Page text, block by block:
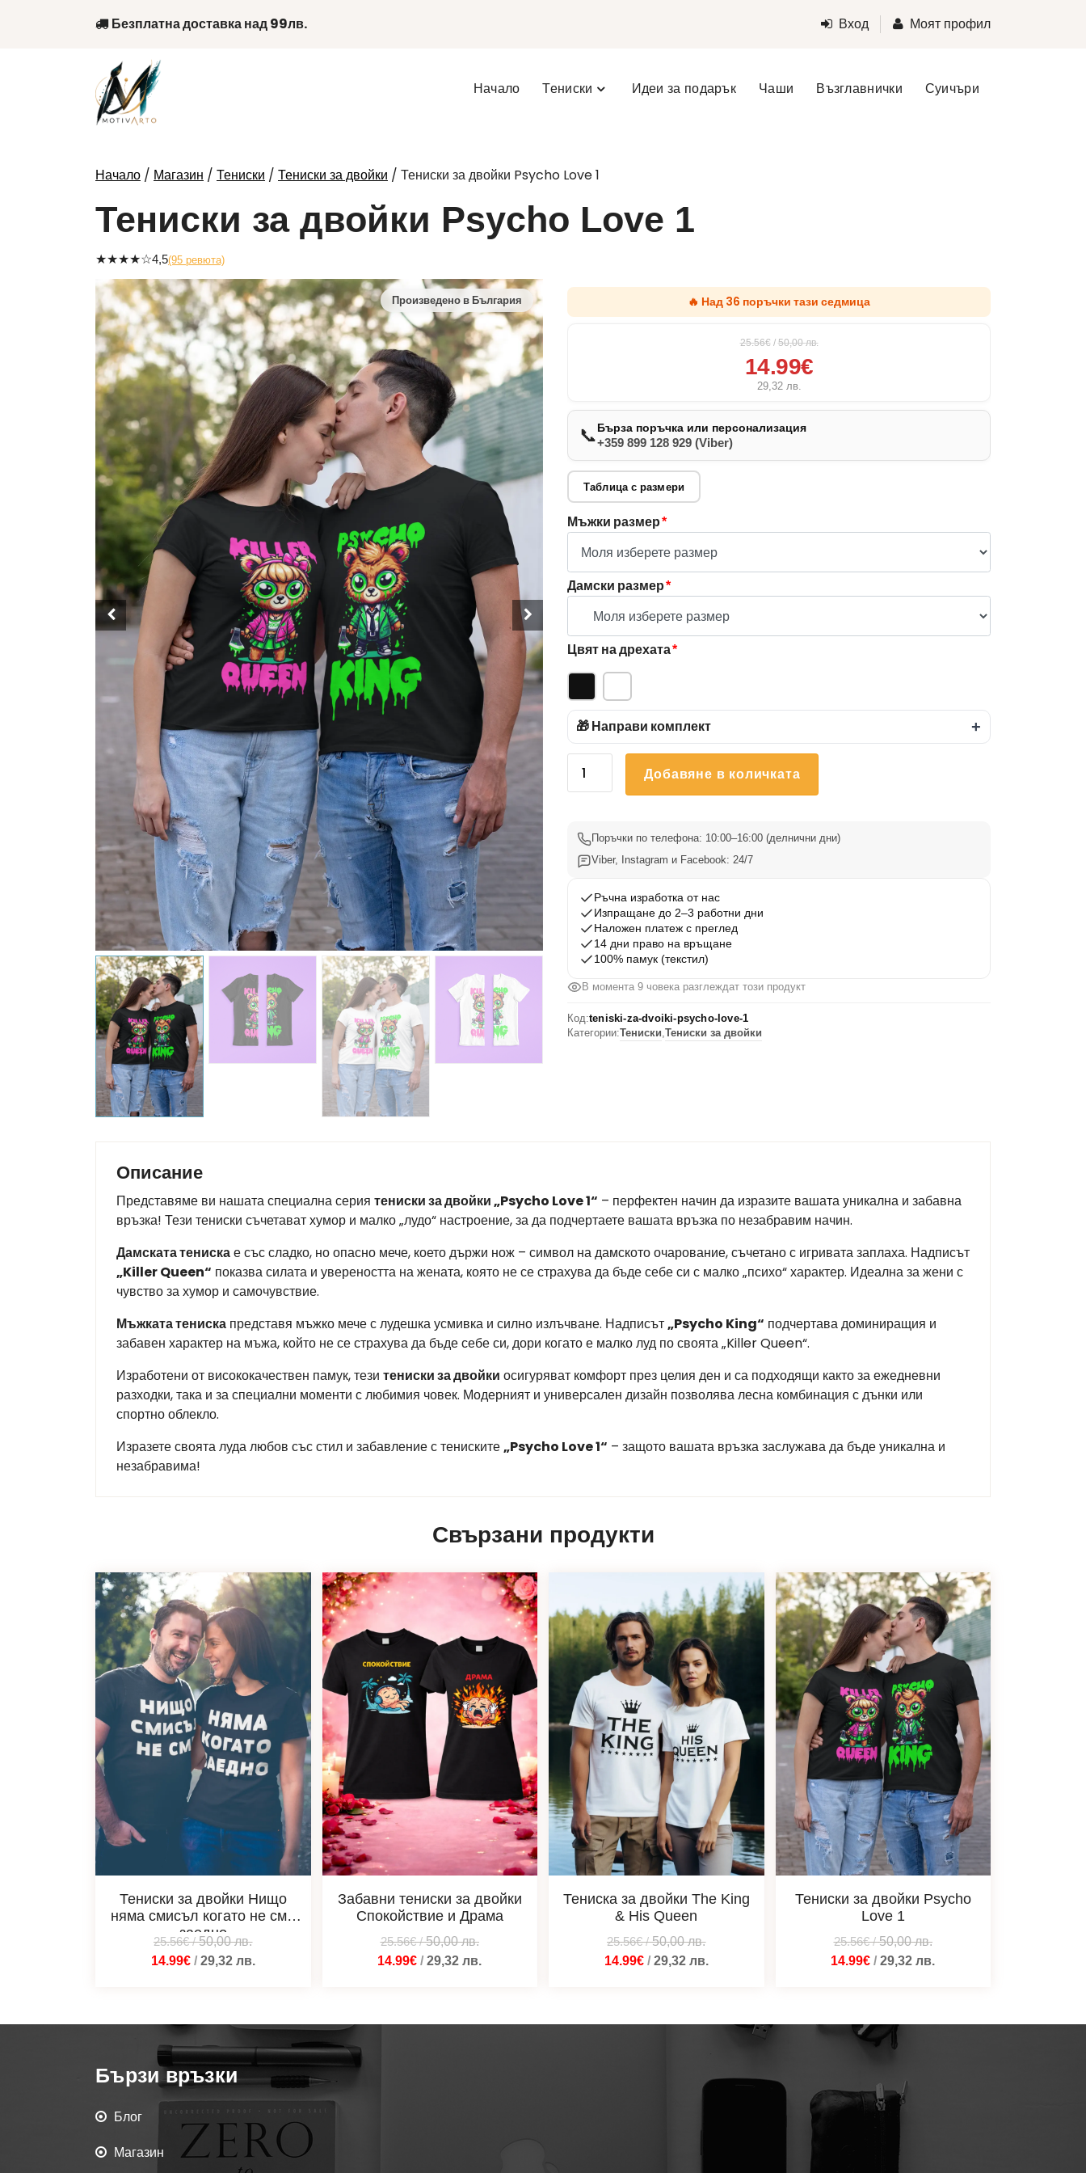
Безплатна доставка над 99лв. Вход Моят профил
Начало Тениски Идеи за подарък Чаши Възглавнички Суичъри
Начало / Магазин / Тениски / Тениски за двойки / Тениски за двойки Psycho Love 1
Тениски за двойки Psycho Love 1
★★★★☆4,5(95 ревюта)
🔥 Над 36 поръчки тази седмица
25.56€ / 50,00лв.
14.99€
29,32 лв.
📞Бърза поръчка или персонализация
+359 899 128 929 (Viber)
Таблица с размери
Мъжки размер*
Дамски размер*
Цвят на дрехата*
🎁 Направи комплект +
количество
двойки
Psycho
Добавяне в количката
Поръчки по телефона: 10:00–16:00 (делнични дни)
Viber, Instagram и Facebook: 24/7
Ръчна изработка от нас
Изпращане до 2–3 работни дни
Наложен платеж с преглед
14 дни право на връщане
100% памук (текстил)
В момента 9 човека разглеждат този продукт
Код:teniski-za-dvoiki-psycho-love-1
Категории:Тениски,Тениски за двойки
Описание
Представяме ви нашата специална серия тениски за двойки „Psycho Love 1“ – перфектен начин да изразите вашата уникална и забавна
връзка! Тези тениски съчетават хумор и малко „лудо“ настроение, за да подчертаете вашата връзка по незабравим начин.
Дамската тенискае със сладко, но опасно мече, което държи нож – символ на дамското очарование, съчетано с игривата заплаха. Надписът
„Killer Queen“ показва силата и увереността на жената, която не се страхува да бъде себе си с малко „психо“ характер. Идеална за жени с
чувство за хумор и самочувствие.
Мъжката тениска представя мъжко мече с лудешка усмивка и силно излъчване. Надписът„Psycho King“ подчертава доминиращия и
забавен характер на мъжа, който не се страхува да бъде себе си, дори когато е малко луд по своята „Killer Queen“.
Изработени от висококачествен памук, тези тениски за двойки осигуряват комфорт през целия ден и са подходящи както за ежедневни
разходки, така и за специални моменти с любимия човек. Модерният и универсален дизайн позволява лесна комбинация с дънки или
спортно облекло.
Изразете своята луда любов със стил и забавление с тениските„Psycho Love 1“ – защото вашата връзка заслужава да бъде уникална и
незабравима!
Свързани продукти
Тениски за двойки Нищо
няма смисъл когато не сме
заедно
25.56€/50,00лв.
14.99€/ 29,32 лв.
Забавни тениски за двойки
Спокойствие и Драма
25.56€/50,00лв.
14.99€ /29,32лв.
Тениска за двойки The King
& His Queen
25.56€/50,00лв.
14.99€/ 29,32 лв.
Тениски за двойки Psycho
Love 1
25.56€/50,00лв.
14.99€ /29,32лв.
Бързи връзки
Блог
Магазин